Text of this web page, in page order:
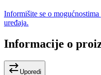
Informišite se o
uređaja.
Informacije o
Uporedi